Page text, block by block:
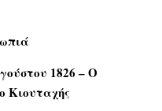
1826 – Ο
Κιουταχής